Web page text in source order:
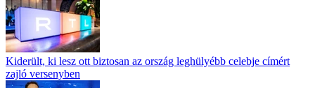
Kiderült, ki lesz ott biztosan az ország leghülyébb celebje címért
zajló versenyben